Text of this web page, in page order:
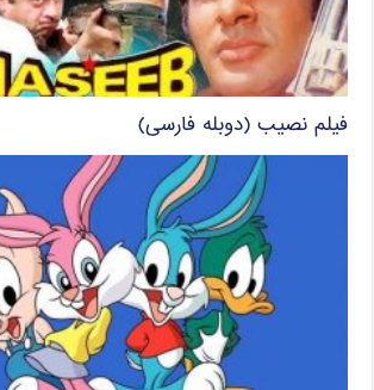
فیلم نصیب (دوبله فارسی)